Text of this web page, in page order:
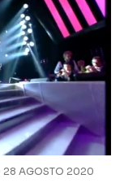
28 AGOSTO 2020